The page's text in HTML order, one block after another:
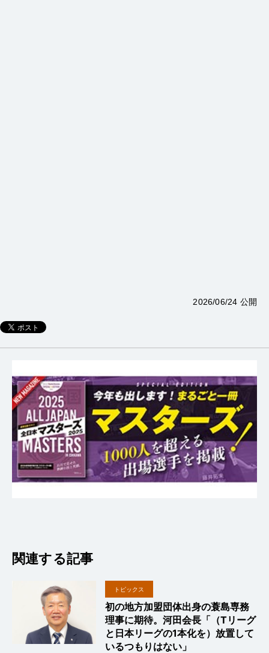
2026/06/24 公開
関連する記事
トピックス
初の地方加盟団体出身の蓑島専務
理事に期待。河田会長「（Tリーグ
と日本リーグの1本化を）放置して
いるつもりはない」